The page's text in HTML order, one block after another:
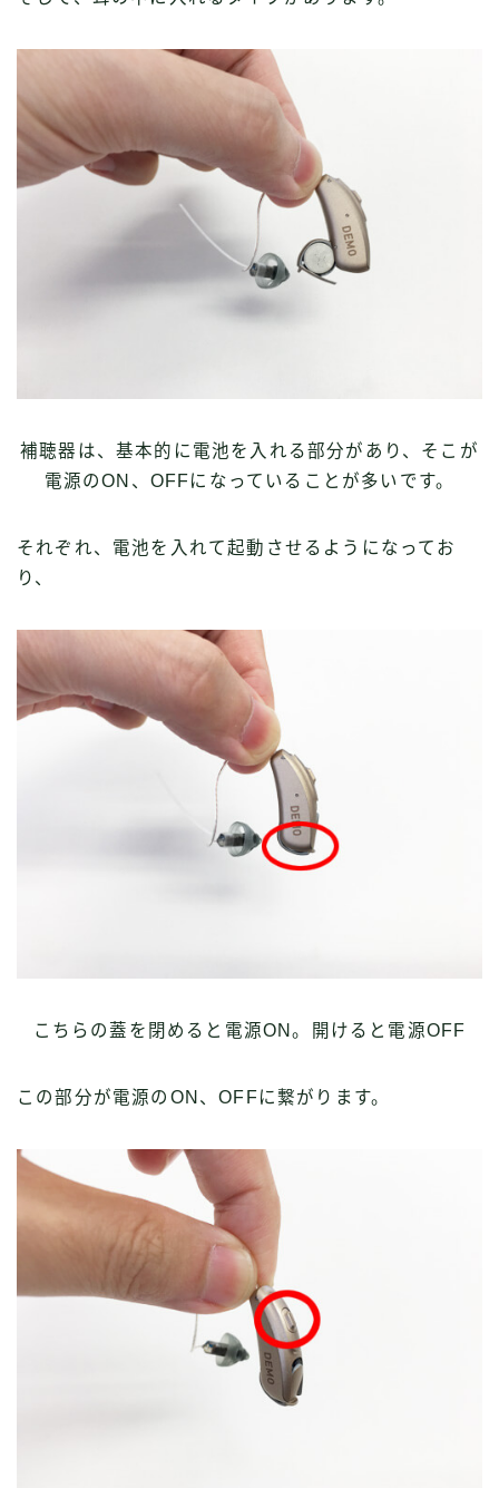
補聴器は、基本的に電池を入れる部分があり、そこが
電源のON、OFFになっていることが多いです。
それぞれ、電池を入れて起動させるようになってお
り、
こちらの蓋を閉めると電源ON。開けると電源OFF
この部分が電源のON、OFFに繋がります。